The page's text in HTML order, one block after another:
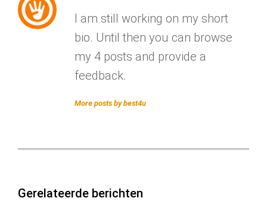
I am still working on my short
bio. Until then you can browse
my 4 posts and provide a
feedback.
More posts by best4u
Gerelateerde berichten